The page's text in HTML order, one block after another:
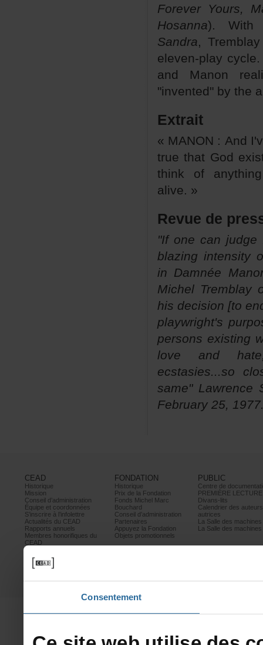
Consentement
Hosanna
Sandra
eleven-
Extrait
alive.»
in
CEAD
Historique
Mission
Conseild’administration
Équipeetcoordonnées
S’inscrireàl’infolettre
ActualitésduCEAD
Rapportsannuels
Membreshonorifiquesdu
CEAD
Mesurescontrele
harcèlement
Politiquedeconfidentialité
Prixetconcours
FONDATION
Historique
PrixdelaFondation
FondsMichelMarc
Bouchard
Conseild’administration
Partenaires
AppuyezlaFondation
Objetspromotionnels
PUBLIC
PREMIÈRELECTURE
Divans-lits
autrices